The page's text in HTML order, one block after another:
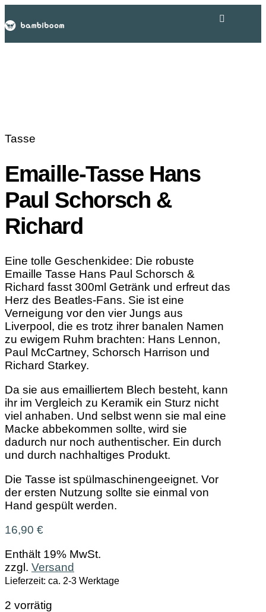
Tasse
Emaille-Tasse Hans
Paul Schorsch &
Richard
Eine tolle Geschenkidee: Die robuste
Emaille Tasse Hans Paul Schorsch &
Richard fasst 300ml Getränk und erfreut das
Herz des Beatles-Fans. Sie ist eine
Verneigung vor den vier Jungs aus
Liverpool, die es trotz ihrer banalen Namen
zu ewigem Ruhm brachten: Hans Lennon,
Paul McCartney, Schorsch Harrison und
Richard Starkey.
Da sie aus emailliertem Blech besteht, kann
ihr im Vergleich zu Keramik ein Sturz nicht
viel anhaben. Und selbst wenn sie mal eine
Macke abbekommen sollte, wird sie
dadurch nur noch authentischer. Ein durch
und durch nachhaltiges Produkt.
Die Tasse ist spülmaschinengeeignet. Vor
der ersten Nutzung sollte sie einmal von
Hand gespült werden.
16,90 €
Enthält 19% MwSt.
zzgl. Versand
Lieferzeit: ca. 2-3 Werktage
2 vorrätig